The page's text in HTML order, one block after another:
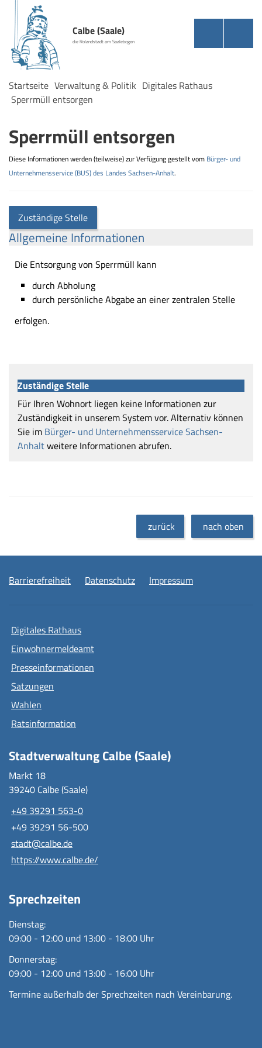
Calbe (Saale)
die Rolandstadt am Saalebogen
Startseite Verwaltung & Politik Digitales Rathaus
Sperrmüll entsorgen
Sperrmüll entsorgen
Diese Informationen werden (teilweise) zur Verfügung gestellt vom Bürger- und
Unternehmensservice (BUS) des Landes Sachsen-Anhalt.
Zuständige Stelle
Allgemeine Informationen
Die Entsorgung von Sperrmüll kann
durch Abholung
durch persönliche Abgabe an einer zentralen Stelle
erfolgen.
Zuständige Stelle
Für Ihren Wohnort liegen keine Informationen zur
Zuständigkeit in unserem System vor. Alternativ können
Sie im Bürger- und Unternehmensservice Sachsen-
Anhaltweitere Informationen abrufen.
zurück nach oben
Barrierefreiheit Datenschutz Impressum
Digitales Rathaus
Einwohnermeldeamt
Presseinformationen
Satzungen
Wahlen
Ratsinformation
Stadtverwaltung Calbe (Saale)
Markt 18
39240 Calbe (Saale)
+49 39291 563-0
+49 39291 56-500
stadt@calbe.de
https://www.calbe.de/
Sprechzeiten
Dienstag:
09:00 - 12:00 und 13:00 - 18:00 Uhr
Donnerstag:
09:00 - 12:00 und 13:00 - 16:00 Uhr
Termine außerhalb der Sprechzeiten nach Vereinbarung.